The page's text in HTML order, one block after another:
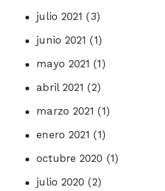
julio 2021 (3)
junio 2021 (1)
mayo 2021 (1)
abril 2021 (2)
marzo 2021 (1)
enero 2021 (1)
octubre 2020 (1)
julio 2020 (2)